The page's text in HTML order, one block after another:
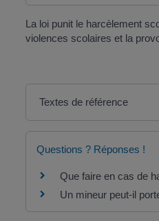
La loi punit le harcèlement
violences scolaires et la
Textes de référence
Questions ? Réponses !
Que faire en cas de
Un mineur peut-il